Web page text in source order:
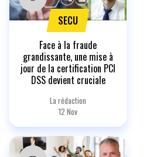
SECU
Face à la fraude
grandissante, une mise à
jour de la certification PCI
DSS devient cruciale
La rédaction
12 Nov